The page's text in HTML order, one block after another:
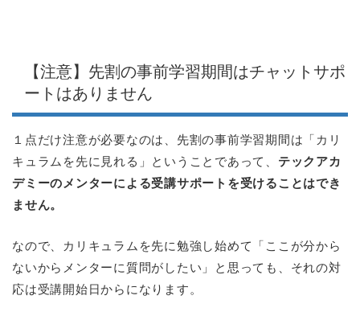
【注意】先割の事前学習期間はチャットサポ
ートはありません
１点だけ注意が必要なのは、先割の事前学習期間は「カリ
キュラムを先に見れる」ということであって、 テックアカ
デミーのメンターによる受講サポートを受けることはでき
ません。
なので、カリキュラムを先に勉強し始めて「ここが分から
ないからメンターに質問がしたい」と思っても、それの対
応は受講開始日からになります。